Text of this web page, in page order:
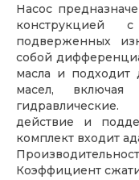
Насос
конструкцией
подверженных
собой
масла и подходит
масел, включая
действие и
комплект входит
Коэффициент